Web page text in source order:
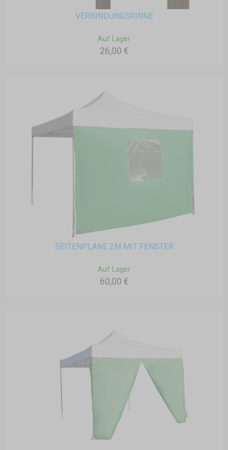
VERBINDUNGSRINNE
Auf Lager
26,00 €
SEITENPLANE 2M MIT FENSTER
Auf Lager
60,00 €